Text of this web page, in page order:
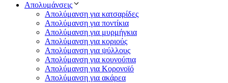
Απολυμάνσεις
Απολύμανση για κατσαρίδες
Απολύμανση για ποντίκια
Απολύμανση για μυρμήγκια
Απολύμανση για κοριούς
Απολύμανση για ψύλλους
Απολύμανση για κουνούπια
Απολύμανση για Κορονοϊό
Απολύμανση για ακάρεα